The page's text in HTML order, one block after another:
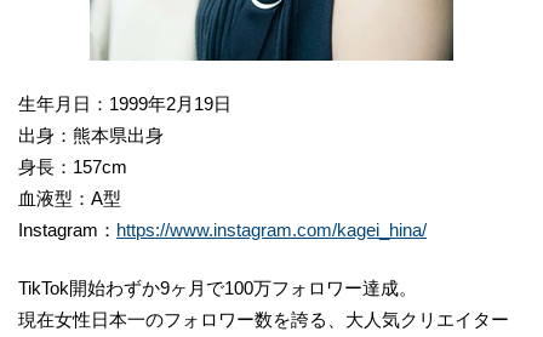
生年月日：1999年2月19日
出身：熊本県出身
身長：157cm
血液型：A型
Instagram： https://www.instagram.com/kagei_hina/
TikTok開始わずか9ヶ⽉で100万フォロワー達成。
現在女性日本一のフォロワー数を誇る、大人気クリエイター